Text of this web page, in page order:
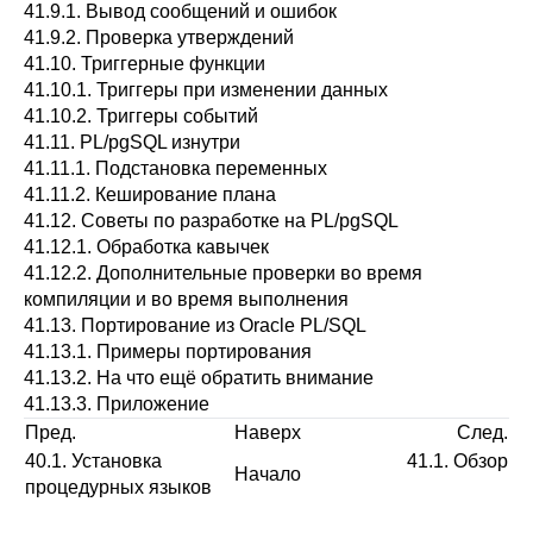
41.9.1. Вывод сообщений и ошибок
41.9.2. Проверка утверждений
41.10. Триггерные функции
41.10.1. Триггеры при изменении данных
41.10.2. Триггеры событий
41.11. PL/pgSQL изнутри
41.11.1. Подстановка переменных
41.11.2. Кеширование плана
41.12. Советы по разработке на PL/pgSQL
41.12.1. Обработка кавычек
41.12.2. Дополнительные проверки во время
компиляции и во время выполнения
41.13. Портирование из Oracle PL/SQL
41.13.1. Примеры портирования
41.13.2. На что ещё обратить внимание
41.13.3. Приложение
Пред.
Наверх
След.
40.1. Установка
процедурных языков
Начало
41.1. Обзор